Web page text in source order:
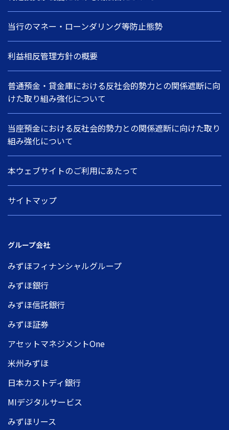
当行のマネー・ローンダリング等防止態勢
利益相反管理方針の概要
普通預金・貸金庫における反社会的勢力との関係遮断に向
けた取り組み強化について
当座預金における反社会的勢力との関係遮断に向けた取り
組み強化について
本ウェブサイトのご利用にあたって
サイトマップ
グループ会社
みずほフィナンシャルグループ
みずほ銀行
みずほ信託銀行
みずほ証券
アセットマネジメントOne
米州みずほ
日本カストディ銀行
MIデジタルサービス
みずほリース